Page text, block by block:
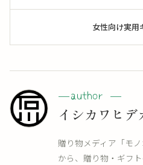
女性向け実用
イシカワヒデ
贈り物メディア「モ
から、贈り物・ギフ